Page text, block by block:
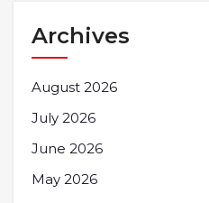
Archives
August 2026
July 2026
June 2026
May 2026